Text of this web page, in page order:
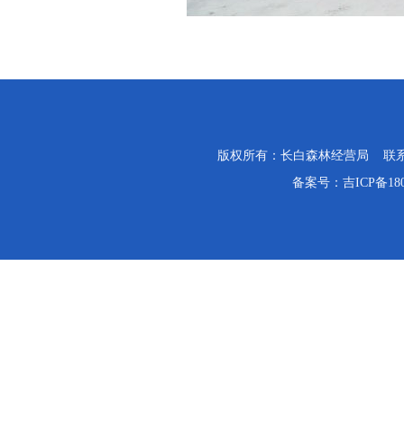
版权所有：长白森林经营局 联
备案号： 吉ICP备